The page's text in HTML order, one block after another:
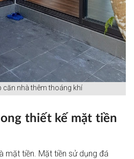
căn nhà thêm thoáng khí
thiết kế mặt tiền
mặt tiền. Mặt tiền sử dụng đá